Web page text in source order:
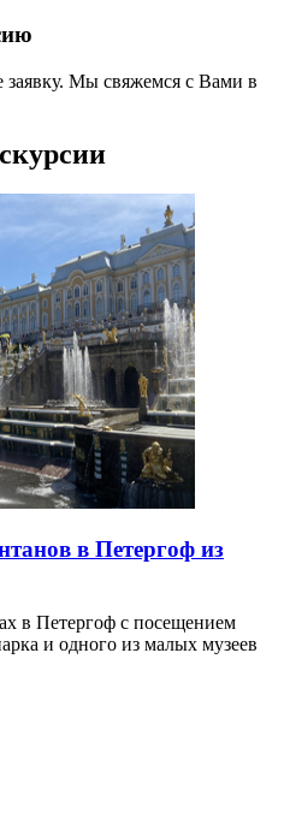
заявку. Мы свяжемся с Вами в
в Петергоф из
в Петергоф с посещением
и одного из малых музеев